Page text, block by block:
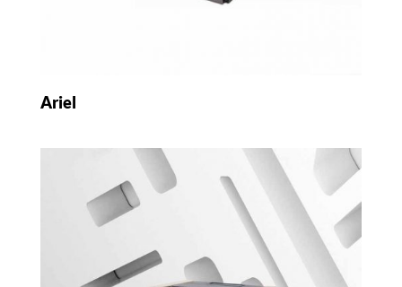
Ariel